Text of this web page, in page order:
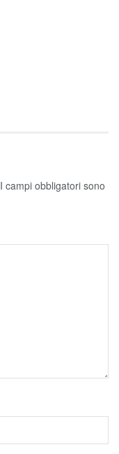
I campi obbligatori sono